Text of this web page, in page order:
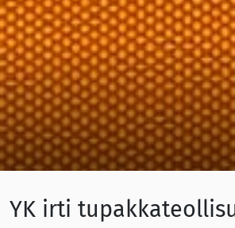
YK irti